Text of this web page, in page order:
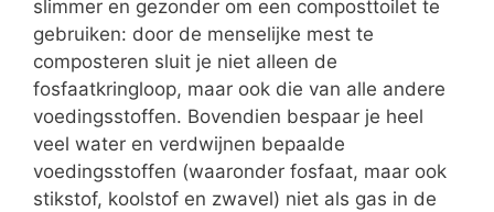
slimmer en gezonder om een composttoilet te
gebruiken: door de menselijke mest te
composteren sluit je niet alleen de
fosfaatkringloop, maar ook die van alle andere
voedingsstoffen. Bovendien bespaar je heel
veel water en verdwijnen bepaalde
voedingsstoffen (waaronder fosfaat, maar ook
stikstof, koolstof en zwavel) niet als gas in de